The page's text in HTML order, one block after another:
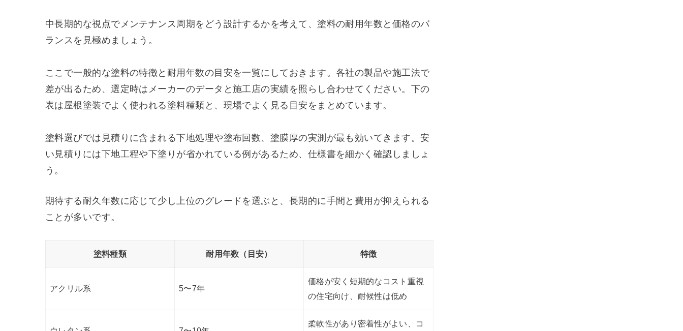
中長期的な視点でメンテナンス周期をどう設計するかを考えて、塗料の耐用年数と価格のバ
ランスを見極めましょう。
ここで一般的な塗料の特徴と耐用年数の目安を一覧にしておきます。各社の製品や施工法で
差が出るため、選定時はメーカーのデータと施工店の実績を照らし合わせてください。下の
表は屋根塗装でよく使われる塗料種類と、現場でよく見る目安をまとめています。
塗料選びでは見積りに含まれる下地処理や塗布回数、塗膜厚の実測が最も効いてきます。安
い見積りには下地工程や下塗りが省かれている例があるため、仕様書を細かく確認しましょ
う。
期待する耐久年数に応じて少し上位のグレードを選ぶと、長期的に手間と費用が抑えられる
ことが多いです。
塗料種類 耐用年数（目安） 特徴
アクリル系 5〜7年
価格が安く短期的なコスト重視
の住宅向け、耐候性は低め
柔軟性があり密着性がよい、コ